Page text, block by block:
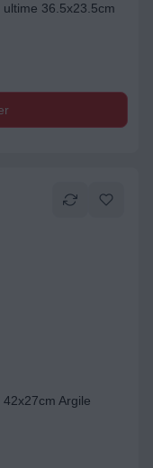
36.5x23.5cm
Argile